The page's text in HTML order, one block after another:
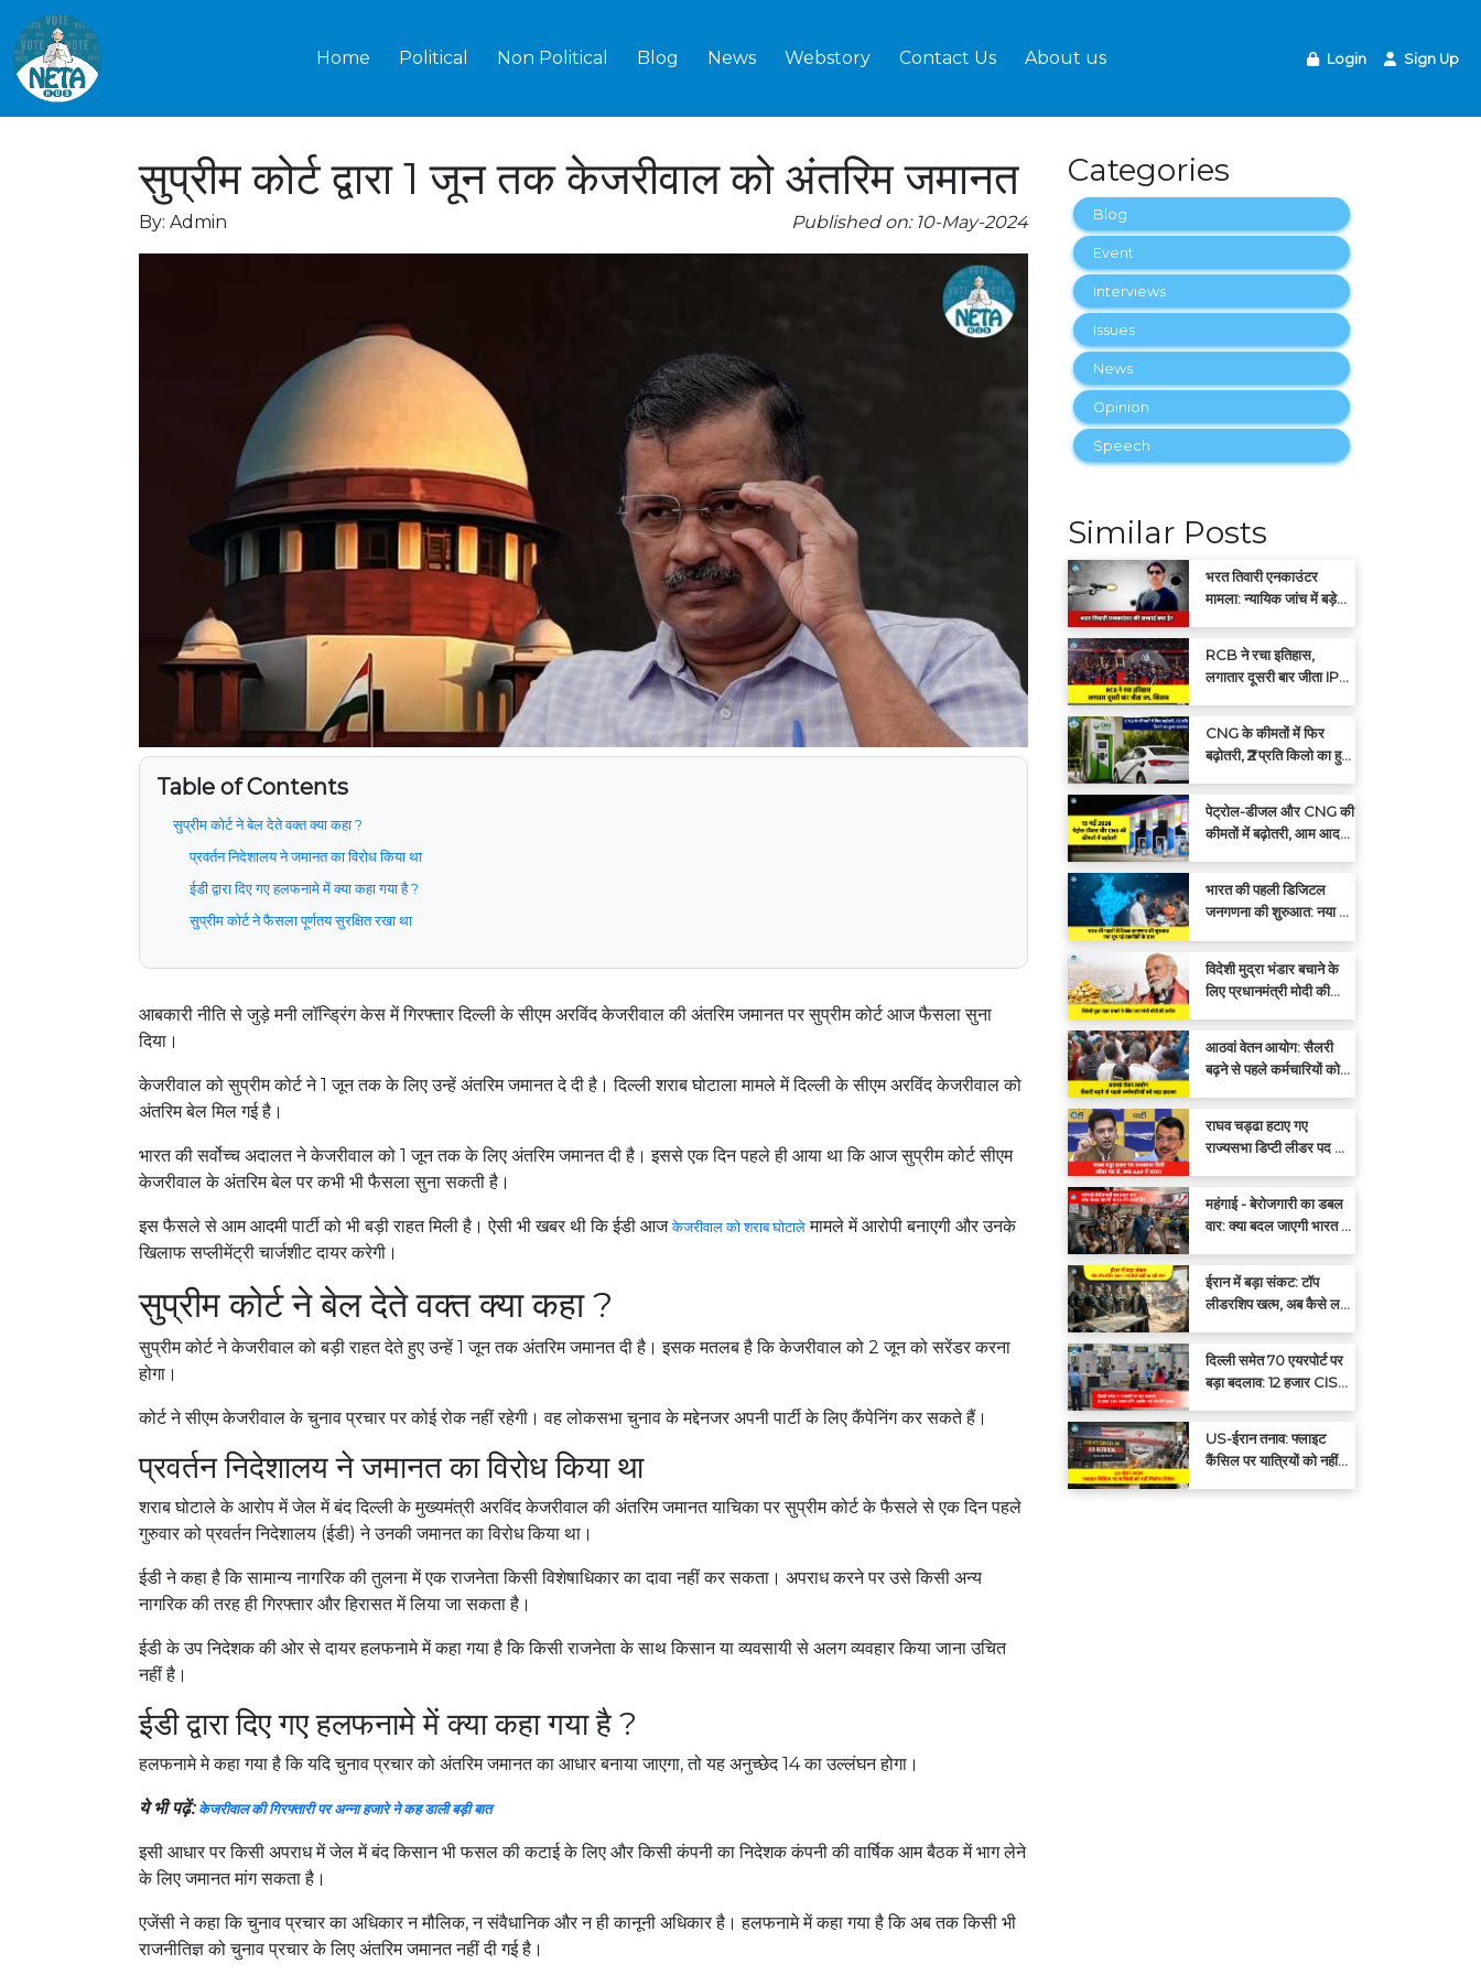
Home Political Non Political Blog News Webstory Contact Us About us Login Sign Up
सुप्रीम कोर्ट द्वारा 1 जून तक केजरीवाल को अंतरिम जमानत
By: Admin Published on: 10-May-2024
Table of Contents
सुप्रीम कोर्ट ने बेल देते वक्त क्या कहा ?
प्रवर्तन निदेशालय ने जमानत का विरोध किया था
ईडी द्वारा दिए गए हलफनामे में क्या कहा गया है ?
सुप्रीम कोर्ट ने फैसला पूर्णतय सुरक्षित रखा था
आबकारी नीति से जुड़े मनी लॉन्ड्रिंग केस में गिरफ्तार दिल्ली के सीएम अरविंद केजरीवाल की अंतरिम जमानत पर सुप्रीम कोर्ट आज फैसला सुना
दिया।
केजरीवाल को सुप्रीम कोर्ट ने 1 जून तक के लिए उन्हें अंतरिम जमानत दे दी है। दिल्ली शराब घोटाला मामले में दिल्ली के सीएम अरविंद केजरीवाल को
अंतरिम बेल मिल गई है।
भारत की सर्वोच्च अदालत ने केजरीवाल को 1 जून तक के लिए अंतरिम जमानत दी है। इससे एक दिन पहले ही आया था कि आज सुप्रीम कोर्ट सीएम
केजरीवाल के अंतरिम बेल पर कभी भी फैसला सुना सकती है।
इस फैसले से आम आदमी पार्टी को भी बड़ी राहत मिली है। ऐसी भी खबर थी कि ईडी आजकेजरीवाल को शराब घोटाले मामले में आरोपी बनाएगी और उनके
खिलाफ सप्लीमेंट्री चार्जशीट दायर करेगी।
सुप्रीम कोर्ट ने बेल देते वक्त क्या कहा ?
सुप्रीम कोर्ट ने केजरीवाल को बड़ी राहत देते हुए उन्हें 1 जून तक अंतरिम जमानत दी है। इसक मतलब है कि केजरीवाल को 2 जून को सरेंडर करना
होगा।
कोर्ट ने सीएम केजरीवाल के चुनाव प्रचार पर कोई रोक नहीं रहेगी। वह लोकसभा चुनाव के मद्देनजर अपनी पार्टी के लिए कैंपेनिंग कर सकते हैं।
प्रवर्तन निदेशालय ने जमानत का विरोध किया था
शराब घोटाले के आरोप में जेल में बंद दिल्ली के मुख्यमंत्री अरविंद केजरीवाल की अंतरिम जमानत याचिका पर सुप्रीम कोर्ट के फैसले से एक दिन पहले
गुरुवार को प्रवर्तन निदेशालय (ईडी) ने उनकी जमानत का विरोध किया था।
ईडी ने कहा है कि सामान्य नागरिक की तुलना में एक राजनेता किसी विशेषाधिकार का दावा नहीं कर सकता। अपराध करने पर उसे किसी अन्य
नागरिक की तरह ही गिरफ्तार और हिरासत में लिया जा सकता है।
ईडी के उप निदेशक की ओर से दायर हलफनामे में कहा गया है कि किसी राजनेता के साथ किसान या व्यवसायी से अलग व्यवहार किया जाना उचित
नहीं है।
ईडी द्वारा दिए गए हलफनामे में क्या कहा गया है ?
हलफनामे मे कहा गया है कि यदि चुनाव प्रचार को अंतरिम जमानत का आधार बनाया जाएगा, तो यह अनुच्छेद 14 का उल्लंघन होगा।
ये भी पढ़ें: केजरीवाल की गिरफ्तारी पर अन्ना हजारे ने कह डाली बड़ी बात
इसी आधार पर किसी अपराध में जेल में बंद किसान भी फसल की कटाई के लिए और किसी कंपनी का निदेशक कंपनी की वार्षिक आम बैठक में भाग लेने
के लिए जमानत मांग सकता है।
एजेंसी ने कहा कि चुनाव प्रचार का अधिकार न मौलिक, न संवैधानिक और न ही कानूनी अधिकार है। हलफनामे में कहा गया है कि अब तक किसी भी
राजनीतिज्ञ को चुनाव प्रचार के लिए अंतरिम जमानत नहीं दी गई है।
Categories
Blog
Event
Interviews
Issues
News
Opinion
Speech
Similar Posts
भरत तिवारी एनकाउंटर
मामला: न्यायिक जांच में बड़े
RCB ने रचा इतिहास,
लगातार दूसरी बार जीता IPL
CNG के कीमतों में फिर
बढ़ोतरी, ₹2 प्रति किलो का हुआ
पेट्रोल-डीजल और CNG की
कीमतों में बढ़ोतरी, आम आदमी
भारत की पहली डिजिटल
जनगणना की शुरुआत: नया युग
विदेशी मुद्रा भंडार बचाने के
लिए प्रधानमंत्री मोदी की
आठवां वेतन आयोग: सैलरी
बढ़ने से पहले कर्मचारियों को
राघव चड्ढा हटाए गए
राज्यसभा डिप्टी लीडर पद से,
महंगाई - बेरोजगारी का डबल
वार: क्या बदल जाएगी भारत की
ईरान में बड़ा संकट: टॉप
लीडरशिप खत्म, अब कैसे लड़ी
दिल्ली समेत 70 एयरपोर्ट पर
बड़ा बदलाव: 12 हजार CISF
संभालेंगे सुरक्षा
US-ईरान तनाव: फ्लाइट
कैंसिल पर यात्रियों को नहीं